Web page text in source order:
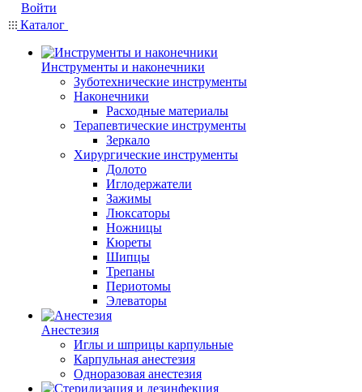
Войти
Каталог
Инструменты и наконечники
Зуботехнические инструменты
Наконечники
Расходные материалы
Терапевтические инструменты
Зеркало
Хирургические инструменты
Долото
Иглодержатели
Зажимы
Люксаторы
Ножницы
Кюреты
Шипцы
Трепаны
Периотомы
Элеваторы
Анестезия
Иглы и шприцы карпульные
Карпульная анестезия
Одноразовая анестезия